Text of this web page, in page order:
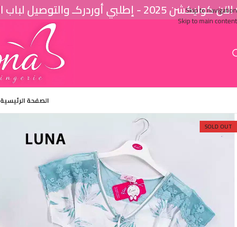
Skip to navigation
Skip to main content
2025 - إطلبي أوردركـ والتوصيل لباب البيت ♥
الصفحة الرئيسية
SOLD OUT